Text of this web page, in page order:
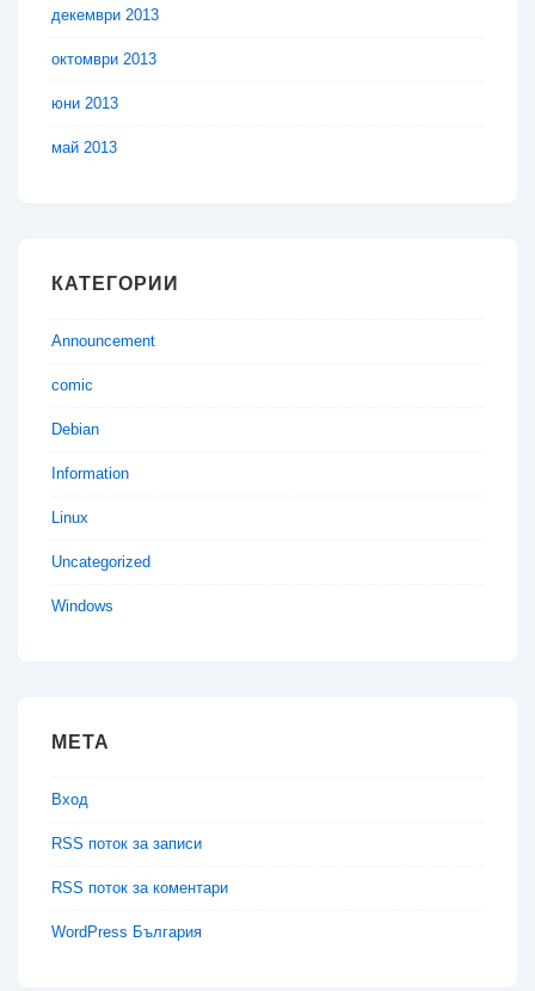
декември 2013
октомври 2013
юни 2013
май 2013
КАТЕГОРИИ
Announcement
comic
Debian
Information
Linux
Uncategorized
Windows
МЕТА
Вход
RSS поток за записи
RSS поток за коментари
WordPress България